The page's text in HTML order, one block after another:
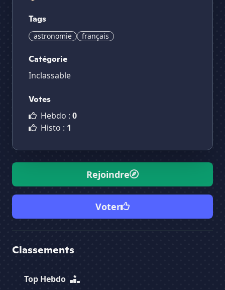
Tags
astronomie français
Catégorie
Inclassable
Votes
Hebdo : 0
Histo : 1
Rejoindre
Voter
Classements
Top Hebdo